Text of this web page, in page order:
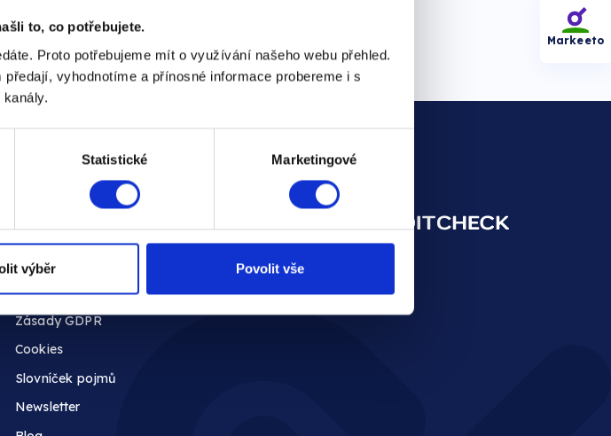
to, co potřebujete.
Proto potřebujeme mít o využívání našeho webu přehled.
vyhodnotíme a přínosné informace probereme i s
Statistické Marketingové
výběr Povolit vše
Markeeto
Custom API
Zdroje informací
Obchodní podmínky
Zásady GDPR
Cookies
Slovníček pojmů
Newsletter